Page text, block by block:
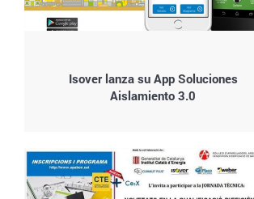
Isover lanza su App Soluciones
Aislamiento 3.0